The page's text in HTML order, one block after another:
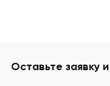
Оставьте заявку